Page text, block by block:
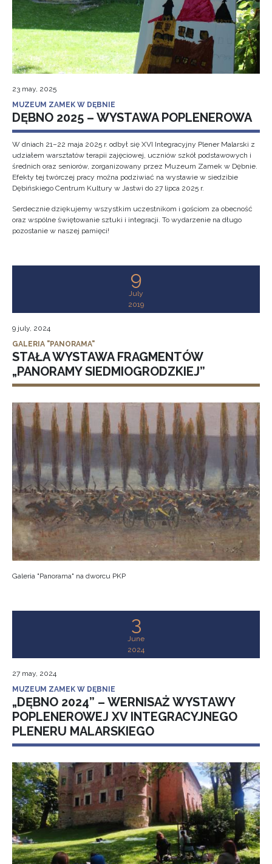
23 may, 2025
MUZEUM ZAMEK W DĘBNIE
DĘBNO 2025 – WYSTAWA POPLENEROWA
W dniach 21–22 maja 2025 r. odbył się XVI Integracyjny Plener Malarski z
udziałem warsztatów terapii zajęciowej, uczniów szkół podstawowych i
średnich oraz seniorów, zorganizowany przez Muzeum Zamek w Dębnie.
Efekty tej twórczej pracy można podziwiać na wystawie w siedzibie
Dębińskiego Centrum Kultury w Jastwi do 27 lipca 2025 r.
Serdecznie dziękujemy wszystkim uczestnikom i gościom za obecność
oraz wspólne świętowanie sztuki i integracji. To wydarzenie na długo
pozostanie w naszej pamięci!
9
July
2019
9 july, 2024
GALERIA "PANORAMA"
STAŁA WYSTAWA FRAGMENTÓW
„PANORAMY SIEDMIOGRODZKIEJ”
Galeria "Panorama" na dworcu PKP
3
June
2024
27 may, 2024
MUZEUM ZAMEK W DĘBNIE
„DĘBNO 2024” – WERNISAŻ WYSTAWY
POPLENEROWEJ XV INTEGRACYJNEGO
PLENERU MALARSKIEGO